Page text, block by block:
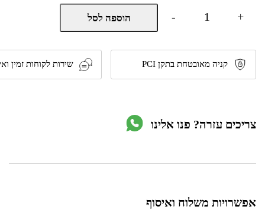
-
כמות
מפתח
200mm
'8
דגם
210003
+ הוספה לסל
קניה מאובטחת בתקן PCI שירות לקוחות זמין
צריכים עזרה? פנו אלינו
אפשרויות משלוח ואיסוף